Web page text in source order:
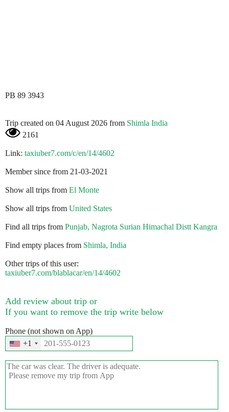
PB 89 3943
Trip created on 04 August 2026 from Shimla India
2161
Link: taxiuber7.com/c/en/14/4602
Member since from 21-03-2021
Show all trips from El Monte
Show all trips from United States
Find all trips from Punjab, Nagrota Surian Himachal Distt Kangra
Find empty places from Shimla, India
Other trips of this user:
taxiuber7.com/blablacar/en/14/4602
Add review about trip or
If you want to remove the trip write below
Phone (not shown on App)
+1